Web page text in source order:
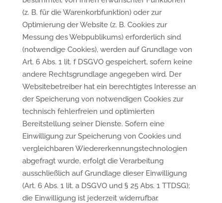
(z. B. für die Warenkorbfunktion) oder zur
Optimierung der Website (z. B. Cookies zur
Messung des Webpublikums) erforderlich sind
(notwendige Cookies), werden auf Grundlage von
Art. 6 Abs. 1 lit. f DSGVO gespeichert, sofern keine
andere Rechtsgrundlage angegeben wird. Der
Websitebetreiber hat ein berechtigtes Interesse an
der Speicherung von notwendigen Cookies zur
technisch fehlerfreien und optimierten
Bereitstellung seiner Dienste. Sofern eine
Einwilligung zur Speicherung von Cookies und
vergleichbaren Wiedererkennungstechnologien
abgefragt wurde, erfolgt die Verarbeitung
ausschließlich auf Grundlage dieser Einwilligung
(Art. 6 Abs. 1 lit. a DSGVO und § 25 Abs. 1 TTDSG);
die Einwilligung ist jederzeit widerrufbar.